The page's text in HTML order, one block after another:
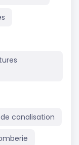
canalisation